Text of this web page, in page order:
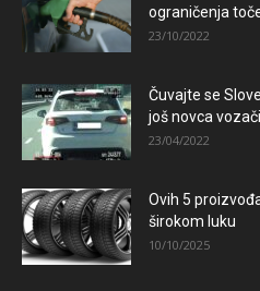
ograničenja
23/10/2022
Čuvajte se
još novca
23/04/2022
Ovih 5
širokom luku
10/10/2025